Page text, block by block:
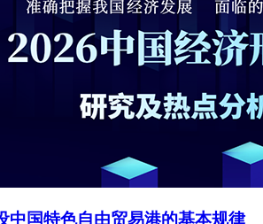
中国特色自由贸易港的基本规律